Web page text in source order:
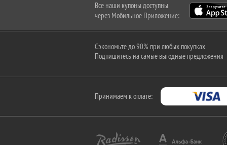
Все наши купоны доступны
через Мобильное Приложение:
Сэкономьте до 90% при любых покупках
Подпишитесь на самые выгодные предложения
Принимаем к оплате: